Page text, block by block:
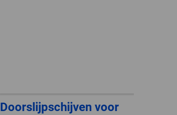
ASIA/PACIFIC
AFRICA
Doorslijpschijven voor